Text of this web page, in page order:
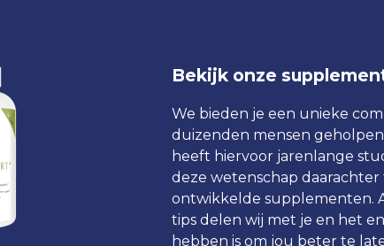
Bekijk onze
We bieden je een unieke
duizenden mensen
heeft hiervoor jarenlange
deze wetenschap daarachter
ontwikkelde supplementen.
tips delen wij met je en het
hebben is om jou beter te